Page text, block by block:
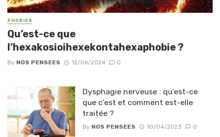
PHOBIES
Qu’est-ce que
l’hexakosioihexekontahexaphobie ?
By NOS PENSEES 12/06/2024 0
Dysphagie nerveuse : qu’est-ce
que c’est et comment est-elle
traitée ?
By NOS PENSEES 10/04/2023 0